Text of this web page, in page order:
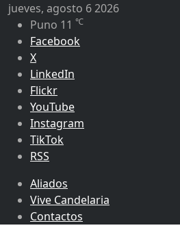
jueves, agosto 6 2026
Puno 11 ℃
Facebook
X
LinkedIn
Flickr
YouTube
Instagram
TikTok
RSS
Aliados
Vive Candelaria
Contactos